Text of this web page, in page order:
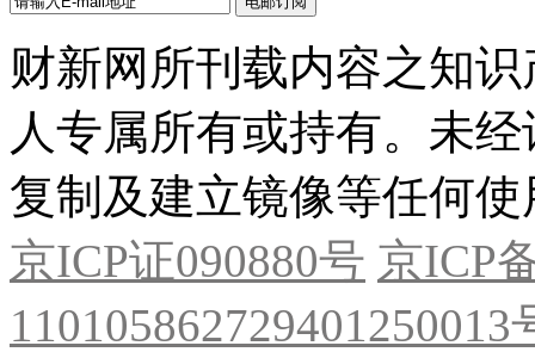
财新网所刊载内容之知
人专属所有或持有。未
复制及建立镜像等任何使
京ICP证090880号 京ICP